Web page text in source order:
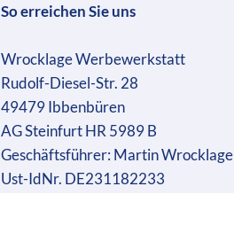
So erreichen Sie uns
Wrocklage Werbewerkstatt
Rudolf-Diesel-Str. 28
49479 Ibbenbüren
AG Steinfurt HR 5989 B
Geschäftsführer: Martin Wrocklage
Ust-IdNr. DE231182233